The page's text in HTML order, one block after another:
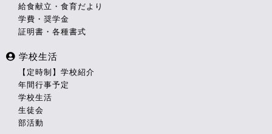
給食献立・食育だより
学費・奨学金
証明書・各種書式
学校生活
【定時制】学校紹介
年間行事予定
学校生活
生徒会
部活動